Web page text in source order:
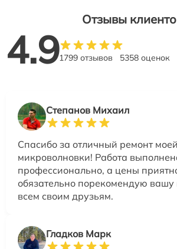
Отзывы
4.91799 отзывов 5358 оценок
Степанов Михаил
Спасибо за отличный ремонт моей
микроволновки! Работа
профессионально, а цены
обязательно порекомендую вашу
всем своим друзьям.
Гладков Марк